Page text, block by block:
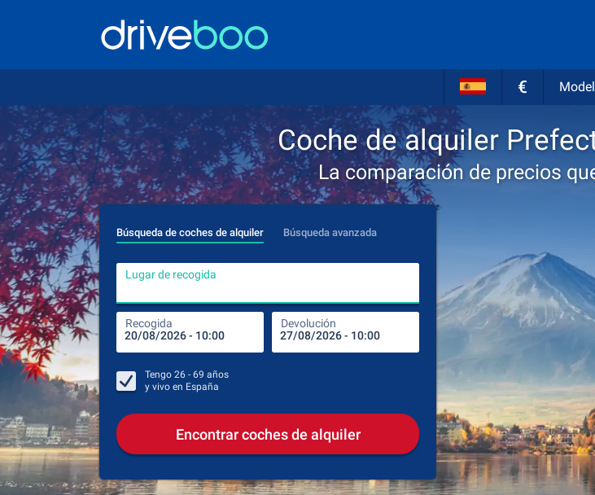
€
Coche de alquiler
La comparación de precios
Búsqueda de coches de alquiler Búsqueda avanzada
Lugar de recogida
Recogida Devolución
Lugar de recogida
Lugar de devolución
Recogida
Tengo 26 - 69 años
y vivo en España
Encontrar coches de alquiler